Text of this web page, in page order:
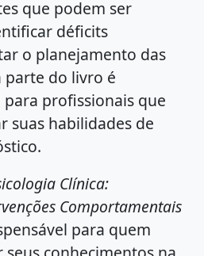
que podem ser
déficits
o planejamento das
parte do livro é
profissionais que
suas habilidades de
Clínica:
Comportamentais
para quem